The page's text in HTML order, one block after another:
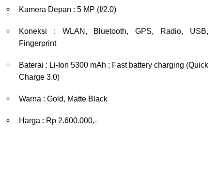
Kamera Depan : 5 MP (f/2.0)
Koneksi : WLAN, Bluetooth, GPS, Radio, USB,
Fingerprint
Baterai : Li-Ion 5300 mAh ; Fast battery charging (Quick
Charge 3.0)
Warna : Gold, Matte Black
Harga : Rp 2.600.000,-